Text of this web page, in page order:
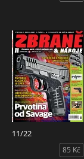
11/22
85 Kč